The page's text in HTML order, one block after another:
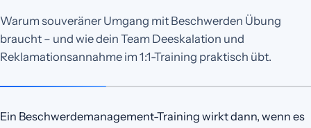
Warum souveräner Umgang mit Beschwerden Übung
braucht – und wie dein Team Deeskalation und
Reklamationsannahme im 1:1-Training praktisch übt.
Ein Beschwerdemanagement-Training wirkt dann, wenn es